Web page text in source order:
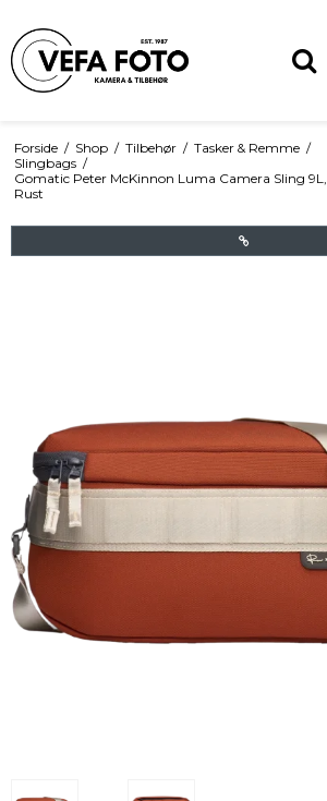
Forside / Shop / Tilbehør / Tasker & Remme /
Slingbags /
Gomatic Peter McKinnon Luma Camera Sling 9L,
Rust